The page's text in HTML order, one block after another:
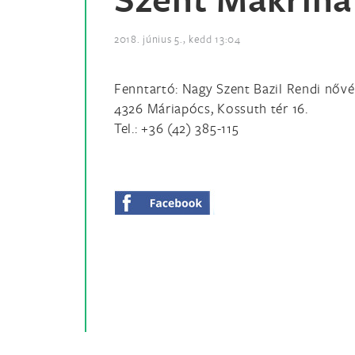
2018. június 5., kedd 13:04
Fenntartó: Nagy Szent Bazil Rendi
4326 Máriapócs, Kossuth tér 16.
Tel.: +36 (42) 385-115